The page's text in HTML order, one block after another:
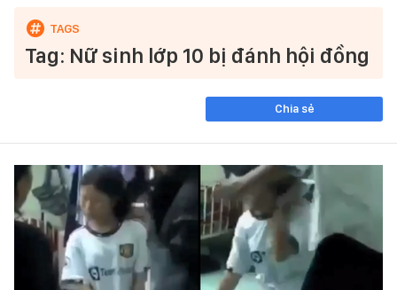
Tag: Nữ sinh lớp 10 bị đánh hội đồng
Chia sẻ